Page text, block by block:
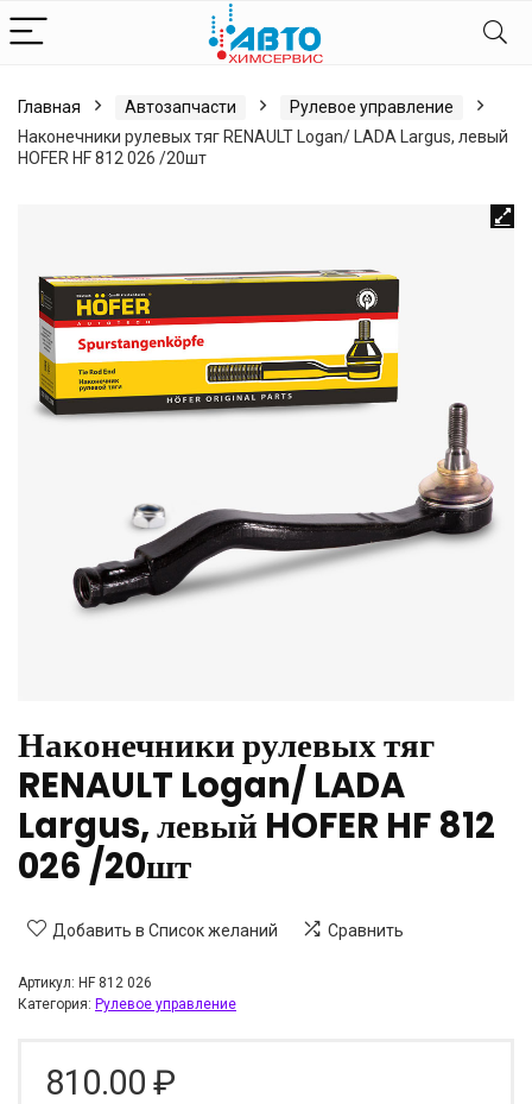
Главная Автозапчасти
Рулевое управление
Наконечники рулевых тяг RENAULT Logan/ LADA Largus, левый
HOFER HF 812 026 /20шт
Наконечники рулевых тяг
RENAULT Logan/ LADA
Largus, левый HOFER HF 812
026 /20шт
Добавить в Список желаний Сравнить
Артикул: HF 812 026
Категория: Рулевое управление
810.00 ₽